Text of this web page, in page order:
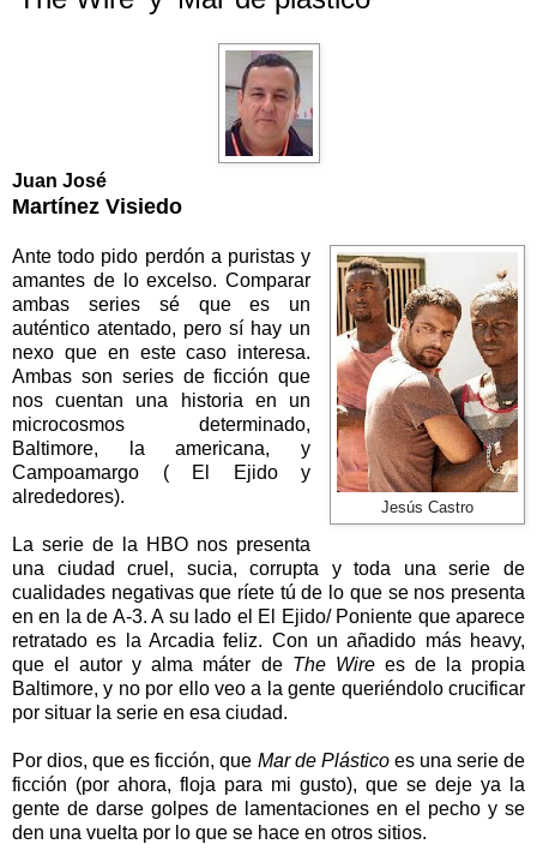
Juan José
Martínez Visiedo
Jesús Castro
Ante todo pido perdón a puristas y
amantes de lo excelso. Comparar
ambas series sé que es un
auténtico atentado, pero sí hay un
nexo que en este caso interesa.
Ambas son series de ficción que
nos cuentan una historia en un
microcosmos determinado,
Baltimore, la americana, y
Campoamargo ( El Ejido y
alrededores).
La serie de la HBO nos presenta
una ciudad cruel, sucia, corrupta y toda una serie de
cualidades negativas que ríete tú de lo que se nos presenta
en en la de A-3. A su lado el El Ejido/ Poniente que aparece
retratado es
la Arcadia feliz. Con un añadido más heavy,
que el autor y alma máter de The Wirees de la propia
Baltimore, y no por ello veo a la gente queriéndolo crucificar
por situar la serie en esa ciudad.
Por dios, que es ficción, que Mar de Plásticoes una serie de
ficción (por ahora, floja para mi gusto), que se deje ya la
gente de darse golpes de lamentaciones en el pecho y se
den una vuelta por lo que se hace en otros sitios.